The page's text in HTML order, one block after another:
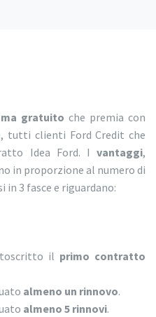
gratuito che premia con
tutti clienti Ford Credit che
Idea Ford. I vantaggi,
in proporzione al numero di
in 3 fasce e riguardano:
il primo contratto
almeno un rinnovo.
almeno 5 rinnovi.